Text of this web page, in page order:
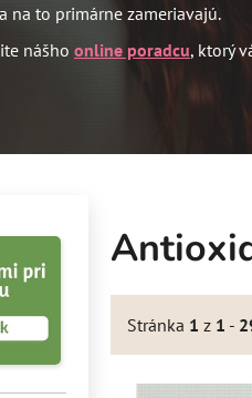
na to primárne zameriavajú.
nášho online poradcu, ktorý
Stránka 1 z 1 -